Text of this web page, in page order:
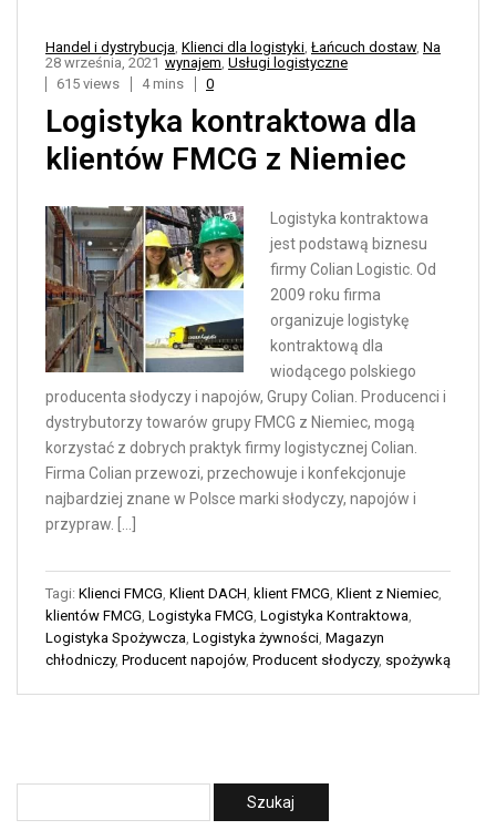
Handel i dystrybucja, Klienci dla logistyki, Łańcuch dostaw, Na
wynajem, Usługi logistyczne
28 września, 2021
615 views
4 mins 0
Logistyka kontraktowa dla
klientów FMCG z Niemiec
Logistyka kontraktowa
jest podstawą biznesu
firmy Colian Logistic. Od
2009 roku firma
organizuje logistykę
kontraktową dla
wiodącego polskiego
producenta słodyczy i napojów, Grupy Colian. Producenci i
dystrybutorzy towarów grupy FMCG z Niemiec, mogą
korzystać z dobrych praktyk firmy logistycznej Colian.
Firma Colian przewozi, przechowuje i konfekcjonuje
najbardziej znane w Polsce marki słodyczy, napojów i
przypraw. […]
Tagi: Klienci FMCG, Klient DACH, klient FMCG, Klient z Niemiec,
klientów FMCG, Logistyka FMCG, Logistyka Kontraktowa,
Logistyka Spożywcza, Logistyka żywności, Magazyn
chłodniczy, Producent napojów, Producent słodyczy, spożywką